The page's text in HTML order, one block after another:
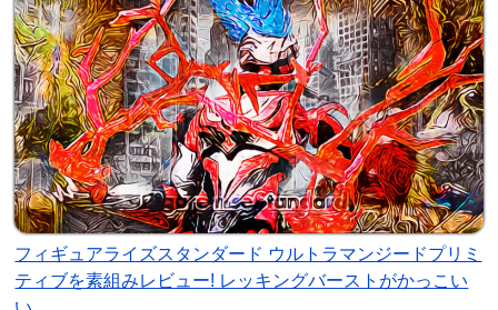
フィギュアライズスタンダード ウルトラマンジードプリミ
ティブを素組みレビュー! レッキングバーストがかっこい